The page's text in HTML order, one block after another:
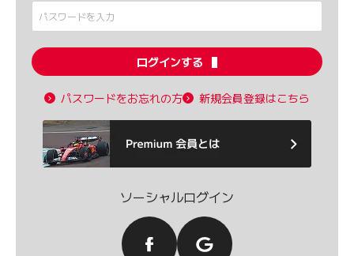
ログインする
パスワードをお忘れの方 新規会員登録はこちら
ソーシャルログイン